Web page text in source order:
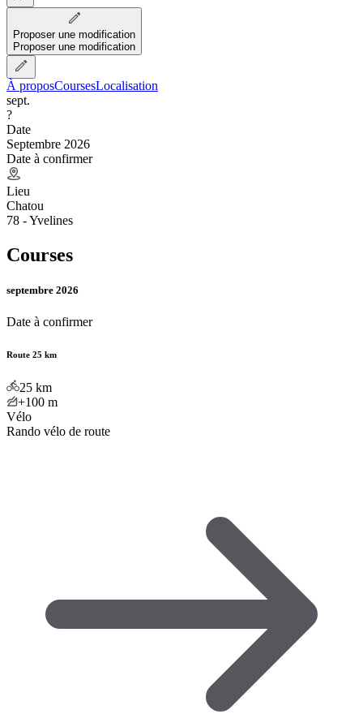
Proposer une modification
Proposer une modification
À proposCoursesLocalisation
sept.
?
Date
Septembre 2026
Date à confirmer
Lieu
Chatou
78 - Yvelines
Courses
septembre 2026
Date à confirmer
Route 25 km
25 km
+100 m
Vélo
Rando vélo de route